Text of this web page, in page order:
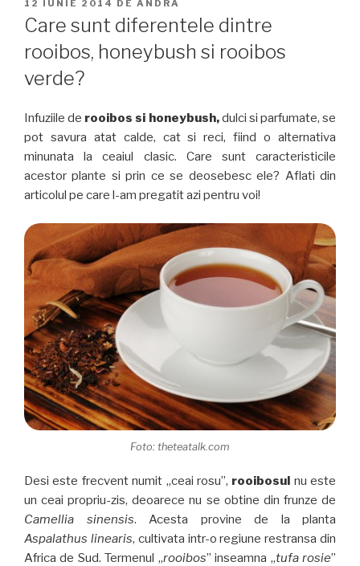
PE
12 IUNIE 2014 DE ANDRA
Care sunt diferentele dintre
rooibos, honeybush si rooibos
verde?
Infuziile de rooibos si honeybush,dulci si parfumate, se
pot savura atat calde, cat si reci, fiind o alternativa
minunata la ceaiul clasic. Care sunt caracteristicile
acestor plante si prin ce se deosebesc ele? Aflati din
articolul pe care l-am pregatit azi pentru voi!
Foto: theteatalk.com
Desi este frecvent numit „ceai rosu”, rooibosul nu este
un ceai propriu-zis, deoarece nu se obtine din frunze de
Camellia sinensis. Acesta provine de la planta
Aspalathus linearis, cultivata intr-o regiune restransa din
Africa de Sud. Termenul „rooibos” inseamna „tufa rosie”